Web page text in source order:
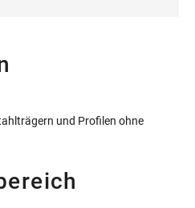
und Profilen ohne